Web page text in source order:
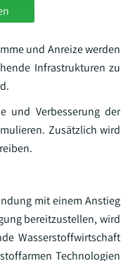
und Anreize werden
Infrastrukturen zu
und Verbesserung der
Zusätzlich wird
mit einem Anstieg
bereitzustellen, wird
Wasserstoffwirtschaft
Technologien